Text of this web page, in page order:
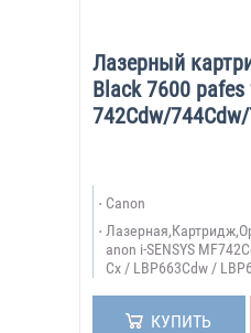
Лазерный
Black 7600 pafes
742Cdw/
Canon
anon i-SENSYS
Cx / LBP663Cdw /
КУПИТЬ